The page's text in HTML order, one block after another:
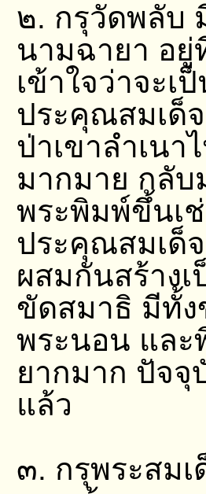
๒. กรุวัดพลับ
นามฉายา อยู่
เข้าใจว่าจะเ
ประคุณสมเด็
ป่าเขาลำเนา
มากมาย กลับ
พระพิมพ์ขึ้นเ
ประคุณสมเด็
ผสมกันสร้าง
ขัดสมาธิ มีทั้
พระนอน แล
ยากมาก ปัจจุ
แล้ว
๓. กรุพระสม